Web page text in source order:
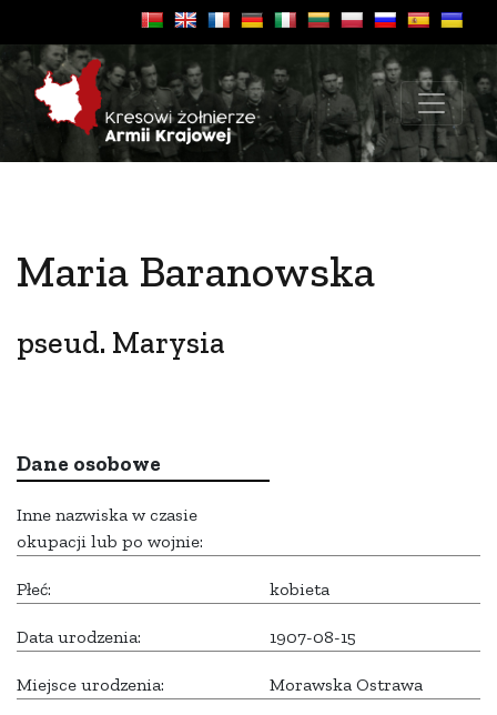
Maria Baranowska
pseud. Marysia
Dane osobowe
Inne nazwiska w czasie
okupacji lub po wojnie:
Płeć: kobieta
Data urodzenia: 1907-08-15
Miejsce urodzenia: Morawska Ostrawa